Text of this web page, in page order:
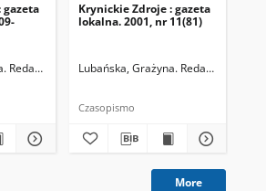
gazeta
Redaktor naczelny
Krynickie Zdroje : gazeta
lokalna. 2001, nr 11(81)
Lubańska, Grażyna. Redaktor
Czasopismo
More